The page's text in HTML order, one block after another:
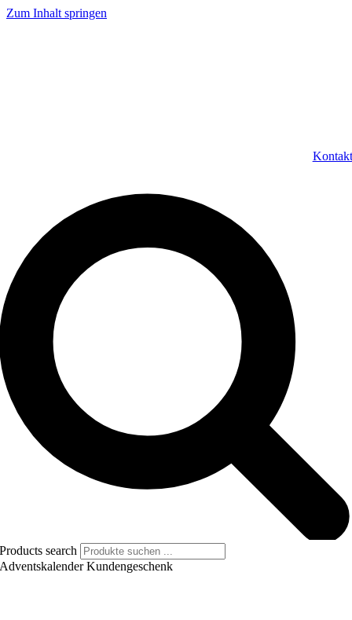
Zum Inhalt springen
Kontakt
Products search
Adventskalender Kundengeschenk